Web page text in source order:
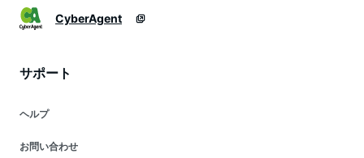
CyberAgent
サポート
ヘルプ
お問い合わせ